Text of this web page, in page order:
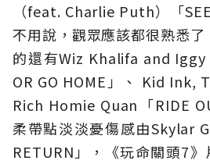
（feat. Charlie Puth）「
不用說，觀眾應該都很熟悉
的還有Wiz Khalifa and Iggy
OR GO HOME」、 Kid Ink,
Rich Homie Quan「RIDE
柔帶點淡淡憂傷感由Skylar
RETURN」，《玩命關頭7